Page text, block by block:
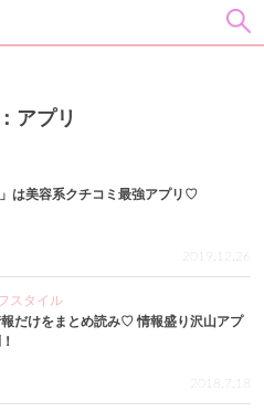
アプリ
」は美容系クチコミ最強アプリ♡
2019.12.26
スタイル
だけをまとめ読み♡ 情報盛り沢山アプ
2018.7.18